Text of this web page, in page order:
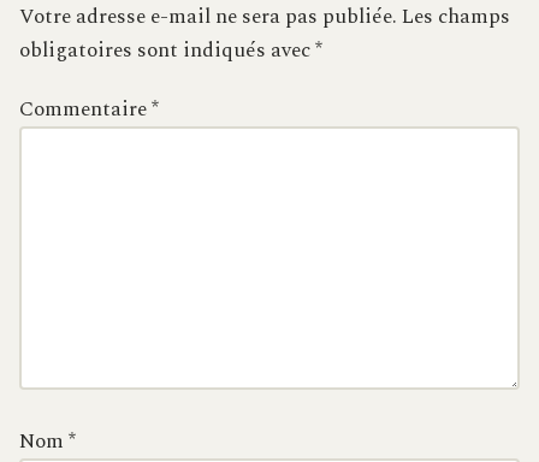
Votre adresse e-mail ne sera pas publiée.Les champs
obligatoires sont indiqués avec*
Commentaire*
Nom*